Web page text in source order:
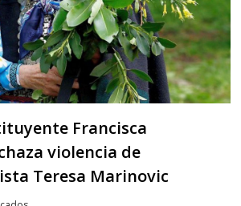
Francisca
violencia de
Teresa Marinovic